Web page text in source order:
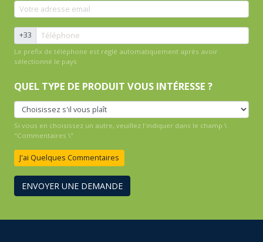
+33
Le prefix de téléphone est réglé automatiquement après avoir
sélectionné le pays
QUEL TYPE DE PRODUIT VOUS INTÉRESSE ?
Si vous en choisissez un autre, veuillez l'indiquer dans le champ \
"Commentaires \"
J'ai Quelques Commentaires
ENVOYER UNE DEMANDE